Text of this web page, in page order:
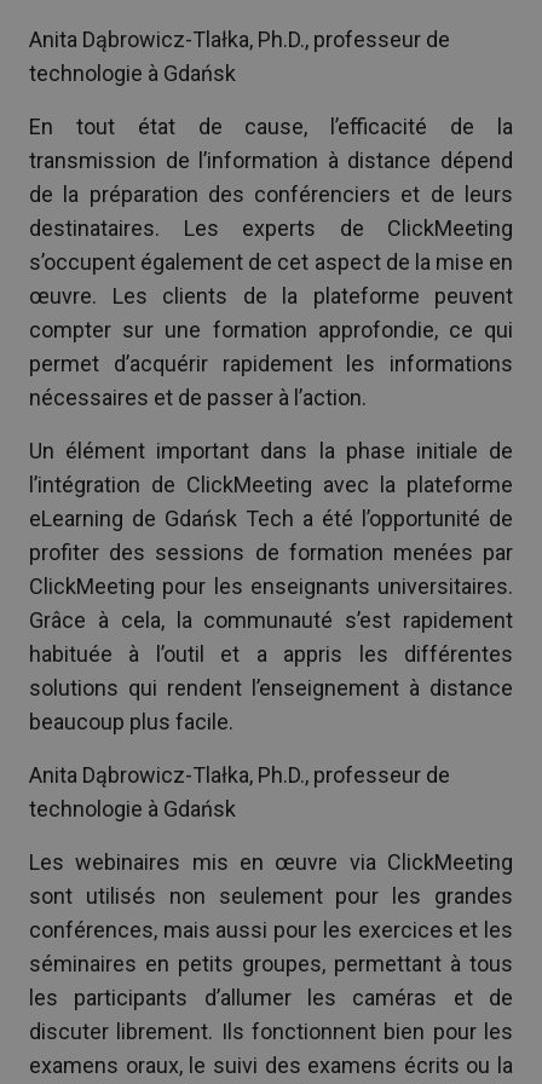
Anita Dąbrowicz-Tlałka, Ph.D., professeur de
technologie à Gdańsk
En tout état de cause, l’efficacité de la
transmission de l’information à distance dépend
de la préparation des conférenciers et de leurs
destinataires. Les experts de ClickMeeting
s’occupent également de cet aspect de la mise en
œuvre. Les clients de la plateforme peuvent
compter sur une formation approfondie, ce qui
permet d’acquérir rapidement les informations
nécessaires et de passer à l’action.
Un élément important dans la phase initiale de
l’intégration de ClickMeeting avec la plateforme
eLearning de Gdańsk Tech a été l’opportunité de
profiter des sessions de formation menées par
ClickMeeting pour les enseignants universitaires.
Grâce à cela, la communauté s’est rapidement
habituée à l’outil et a appris les différentes
solutions qui rendent l’enseignement à distance
beaucoup plus facile.
Anita Dąbrowicz-Tlałka, Ph.D., professeur de
technologie à Gdańsk
Les webinaires mis en œuvre via ClickMeeting
sont utilisés non seulement pour les grandes
conférences, mais aussi pour les exercices et les
séminaires en petits groupes, permettant à tous
les participants d’allumer les caméras et de
discuter librement. Ils fonctionnent bien pour les
examens oraux, le suivi des examens écrits ou la